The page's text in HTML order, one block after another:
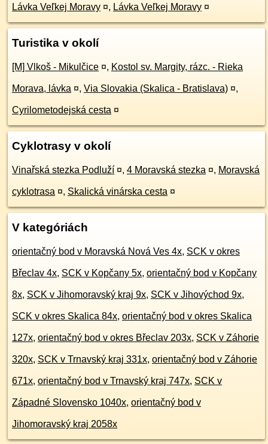
Lávka Veľkej Moravy ¤, Lávka Veľkej Moravy ¤
Turistika v okolí
[M] Vlkoš - Mikulčice ¤, Kostol sv. Margity, rázc. - Rieka
Morava, lávka ¤, Via Slovakia (Skalica - Bratislava) ¤,
Cyrilometodejská cesta ¤
Cyklotrasy v okolí
Vinařská stezka Podluží ¤, 4 Moravská stezka ¤, Moravská
cyklotrasa ¤, Skalická vinárska cesta ¤
V kategóriách
orientačný bod v Moravská Nová Ves 4x, SCK v okres
Břeclav 4x, SCK v Kopčany 5x, orientačný bod v Kopčany
8x, SCK v Jihomoravský kraj 9x, SCK v Jihovýchod 9x,
SCK v okres Skalica 84x, orientačný bod v okres Skalica
127x, orientačný bod v okres Břeclav 203x, SCK v Záhorie
320x, SCK v Trnavský kraj 331x, orientačný bod v Záhorie
671x, orientačný bod v Trnavský kraj 747x, SCK v
Západné Slovensko 1040x, orientačný bod v
Jihomoravský kraj 2058x